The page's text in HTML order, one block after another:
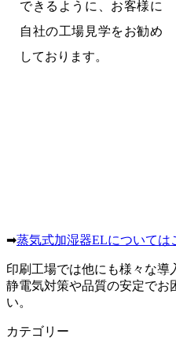
できるように、お客様に
自社の工場見学をお勧め
しております。
➡蒸気式加湿器ELについては
印刷工場では他にも様々な導
静電気対策や品質の安定でお
い。
カテゴリー